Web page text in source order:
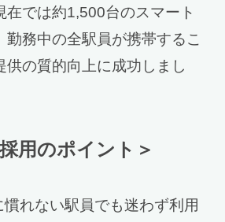
在では約1,500台のスマート
勤務中の全駅員が携帯するこ
供の質的向上に成功しまし
用のポイント＞
慣れない駅員でも迷わず利用